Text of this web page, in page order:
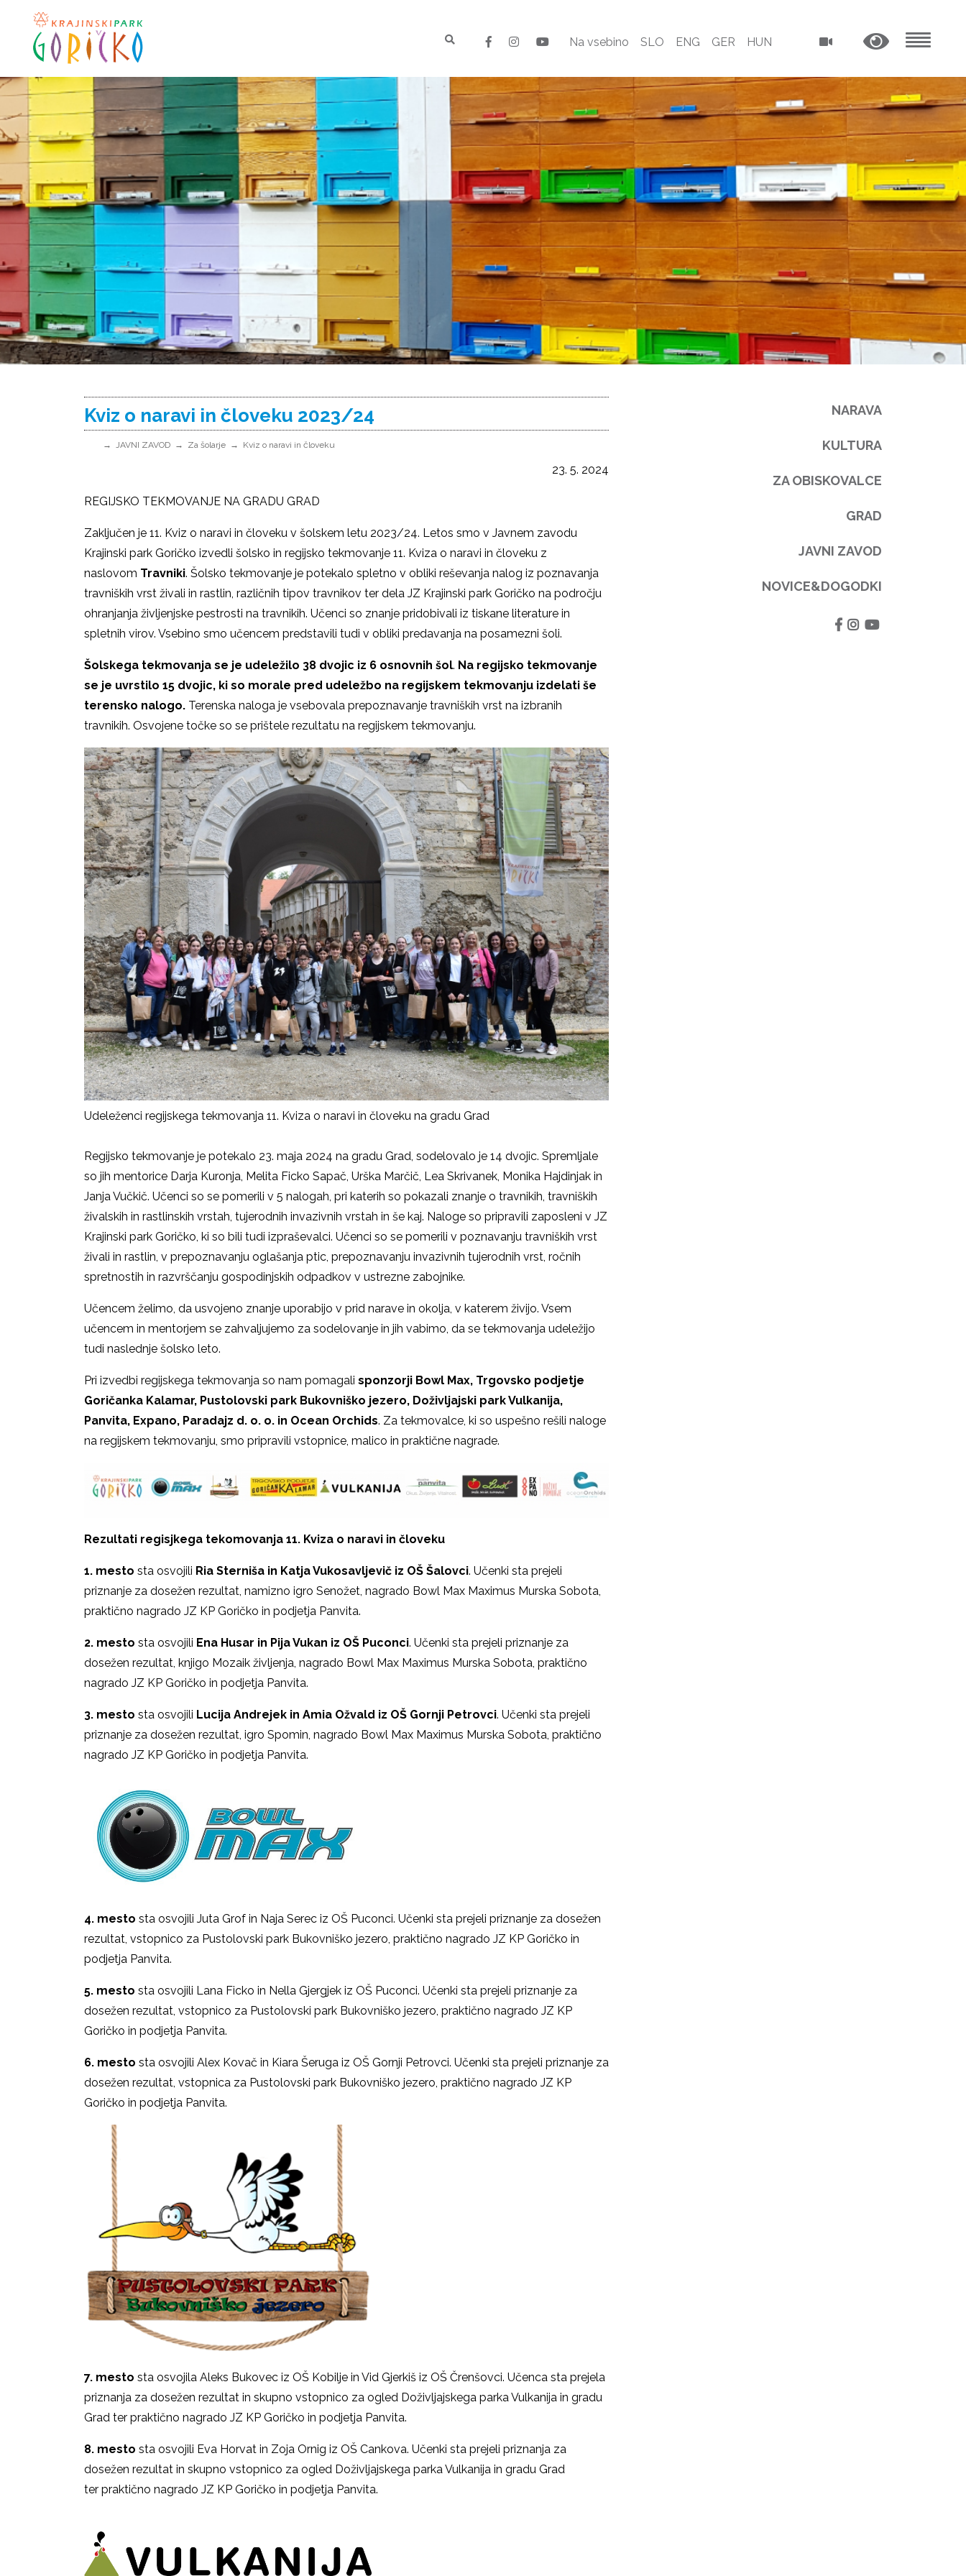
Na vsebino SLO ENG GER HUN
Kviz o naravi in človeku 2023/24
JAVNI ZAVOD Za šolarje Kviz o naravi in človeku
23. 5. 2024
REGIJSKO TEKMOVANJE NA GRADU GRAD
Zaključen je 11. Kviz o naravi in človeku v šolskem letu 2023/24. Letos smo v Javnem zavodu
Krajinski park Goričko izvedli šolsko in regijsko tekmovanje 11. Kviza o naravi in človeku z
naslovom Travniki. Šolsko tekmovanje je potekalo spletno v obliki reševanja nalog iz poznavanja
travniških vrst živali in rastlin, različnih tipov travnikov ter dela JZ Krajinski park Goričko na področju
ohranjanja življenjske pestrosti na travnikih. Učenci so znanje pridobivali iz tiskane literature in
spletnih virov. Vsebino smo učencem predstavili tudi v obliki predavanja na posamezni šoli.
Šolskega tekmovanja se je udeležilo 38 dvojic iz 6 osnovnih šol. Na regijsko tekmovanje
se je uvrstilo 15 dvojic, ki so morale pred udeležbo na regijskem tekmovanju izdelati še
terensko nalogo. Terenska naloga je vsebovala prepoznavanje travniških vrst na izbranih
travnikih. Osvojene točke so se prištele rezultatu na regijskem tekmovanju.
Udeleženci regijskega tekmovanja 11. Kviza o naravi in človeku na gradu Grad
Regijsko tekmovanje je potekalo 23. maja 2024 na gradu Grad, sodelovalo je 14 dvojic. Spremljale
so jih mentorice Darja Kuronja, Melita Ficko Sapač, Urška Marčič, Lea Skrivanek, Monika Hajdinjak in
Janja Vučkič. Učenci so se pomerili v 5 nalogah, pri katerih so pokazali znanje o travnikih, travniških
živalskih in rastlinskih vrstah, tujerodnih invazivnih vrstah in še kaj. Naloge so pripravili zaposleni v JZ
Krajinski park Goričko, ki so bili tudi izpraševalci. Učenci so se pomerili v poznavanju travniških vrst
živali in rastlin, v prepoznavanju oglašanja ptic, prepoznavanju invazivnih tujerodnih vrst, ročnih
spretnostih in razvrščanju gospodinjskih odpadkov v ustrezne zabojnike.
Učencem želimo, da usvojeno znanje uporabijo v prid narave in okolja, v katerem živijo. Vsem
učencem in mentorjem se zahvaljujemo za sodelovanje in jih vabimo, da se tekmovanja udeležijo
tudi naslednje šolsko leto.
Pri izvedbi regijskega tekmovanja so nam pomagali sponzorji Bowl Max, Trgovsko podjetje
Goričanka Kalamar, Pustolovski park Bukovniško jezero, Doživljajski park Vulkanija,
Panvita, Expano, Paradajz d. o. o. in Ocean Orchids. Za tekmovalce, ki so uspešno rešili naloge
na regijskem tekmovanju, smo pripravili vstopnice, malico in praktične nagrade.
Rezultati regisjkega tekomovanja 11. Kviza o naravi in človeku
1. mesto sta osvojili Ria Sterniša in Katja Vukosavljevič iz OŠ Šalovci. Učenki sta prejeli
priznanje za dosežen rezultat, namizno igro Senožet, nagrado Bowl Max Maximus Murska Sobota,
praktično nagrado JZ KP Goričko in podjetja Panvita.
2. mesto sta osvojili Ena Husar in Pija Vukan iz OŠ Puconci. Učenki sta prejeli priznanje za
dosežen rezultat, knjigo Mozaik življenja, nagrado Bowl Max Maximus Murska Sobota, praktično
nagrado JZ KP Goričko in podjetja Panvita.
3. mesto sta osvojili Lucija Andrejek in Amia Ožvald iz OŠ Gornji Petrovci. Učenki sta prejeli
priznanje za dosežen rezultat, igro Spomin, nagrado Bowl Max Maximus Murska Sobota, praktično
nagrado JZ KP Goričko in podjetja Panvita.
4. mesto sta osvojili Juta Grof in Naja Serec iz OŠ Puconci. Učenki sta prejeli priznanje za dosežen
rezultat, vstopnico za Pustolovski park Bukovniško jezero, praktično nagrado JZ KP Goričko in
podjetja Panvita.
5. mesto sta osvojili Lana Ficko in Nella Gjergjek iz OŠ Puconci. Učenki sta prejeli priznanje za
dosežen rezultat, vstopnico za Pustolovski park Bukovniško jezero, praktično nagrado JZ KP
Goričko in podjetja Panvita.
6. mesto sta osvojili Alex Kovač in Kiara Šeruga iz OŠ Gornji Petrovci. Učenki sta prejeli priznanje za
dosežen rezultat, vstopnica za Pustolovski park Bukovniško jezero, praktično nagrado JZ KP
Goričko in podjetja Panvita.
7. mesto sta osvojila Aleks Bukovec iz OŠ Kobilje in Vid Gjerkiš iz OŠ Črenšovci. Učenca sta prejela
priznanja za dosežen rezultat in skupno vstopnico za ogled Doživljajskega parka Vulkanija in gradu
Grad ter praktično nagrado JZ KP Goričko in podjetja Panvita.
8. mesto sta osvojili Eva Horvat in Zoja Ornig iz OŠ Cankova. Učenki sta prejeli priznanja za
dosežen rezultat in skupno vstopnico za ogled Doživljajskega parka Vulkanija in gradu Grad
ter praktično nagrado JZ KP Goričko in podjetja Panvita.
NARAVA
KULTURA
ZA OBISKOVALCE
GRAD
JAVNI ZAVOD
NOVICE&DOGODKI